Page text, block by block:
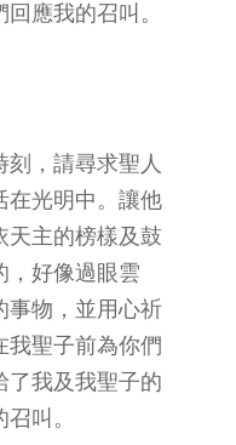
應我的召叫。
，請尋求聖人
在光明中。讓他
天主的榜樣及鼓
，好像過眼雲
事物，並用心祈
我聖子前為你們
了我及我聖子的
叫。